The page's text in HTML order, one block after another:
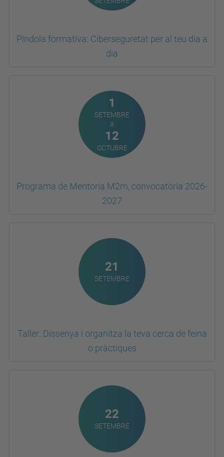
Píndola formativa: Ciberseguretat per al teu dia a
dia
1
a
12
Programa de Mentoria M2m, convocatòria 2026-
2027
21
Taller: Dissenya i organitza la teva cerca de feina
o pràctiques
22